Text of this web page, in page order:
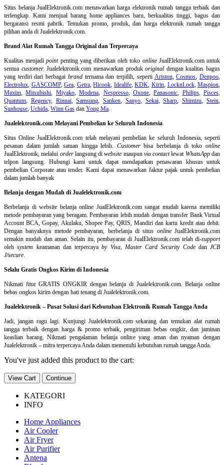
Situs belanjaJualElektronik.com menawarkan harga elektronik rumah tangga terbaik dan
terlengkap. Kami menjual barang home appliances baru, berkualitas tinggi, bagus dan
bergaransi resmi pabrik. Temukan promo, produk, dan harga elektronik rumah tangga
pilihan anda di Jualelektronik.com.
Brand Alat Rumah Tangga Original dan Terpercaya
Kualitas menjadipointpenting yang diberikan oleh toko onlineJualElektronik.com untuk
semua customer. Jualelektronik.com menawarkan produkoriginal dengan kualitas bagus
yang terdiri dari berbagai brandternama dan terpilih, seperti Ariston,Cosmos,Denpoo,
Electrolux, GASCOMP,Gea, Getra,Hicook, Idealife,KDK, Kirin, LocknLock,Maspion,
Maxim,Mitsubishi, Miyako,Modena, Nespresso, Oxone,Panasonic, Philips, Pisces,
Quantum, Regency, Rinnai,Samsung,Sanken, Sanyo, Sekai,Sharp,Shimizu,Stein,
Sunhouse, Uchida, Winn Gas dan Yong Ma.
Jualelektronik.com Melayani Pembelian ke Seluruh Indonesia
Situs Online JualElektronik.com telah melayani pembelian ke seluruh Indonesia, seperti
pesanan dalam jumlah satuan hingga lebih. Customerbisa berbelanja di tokoonline
JualElektronik, melalui orderlangsung diwebsite maupun via contactlewat WhatsAppdan
telpon langsung. Hubungi kami untuk dapat mendapatkan penawaran khusus untuk
pembelian Corporate atau tender. Kami dapat menawarkan faktur pajak untuk pembelian
dalam jumlah banyak
Belanja dengan Mudah di Jualelektronik.com
Berbelanja diwebsite belanja online JualElektronik.com sangat mudah karena memiliki
metode pembayaran yang beragam. Pembayaran lebih mudah dengan transfer Bank Virtual
Account BCA, Gopay, Akulaku, Shopee Pay, QRIS, Mandiri dan kartu kredit atau debit.
Dengan banyaknya metode pembayaran, berbelanja di situs onlineJualElektronik.com
semakin mudah dan aman. Selain itu, pembayaran di JualElektronik.com telah di-support
olehsystem keamanan dan terpercayaby Visa, Master Card Security Codedan JCB
J/secure.
Selalu Gratis Ongkos Kirim di Indonesia
Nikmati fitur GRATIS ONGKIR dengan belanja di Jualelektronik.com. Belanja online
bebas ongkos kirim dengan hati tenang di Jualelektronik.com.
Jualelektronik – Pusat Solusi dari Kebutuhan Elektronik Rumah Tangga Anda
Jadi, jangan ragu lagi. Kunjungi Jualelektronik.com sekarang dan temukan alat rumah
tangga terbaik dengan harga & promo terbaik, pengiriman bebas ongkir, dan jaminan
keaslian barang. Nikmati pengalaman belanja online yang aman dan nyaman dengan
Jualelektronik – mitra terpercaya Anda dalam memenuhi kebutuhan rumah tangga Anda.
You've just added this product to the cart:
View Cart Continue
KATEGORI
INFO
Home Appliances
Air Cooler
Air Fryer
Air Purifier
Antena